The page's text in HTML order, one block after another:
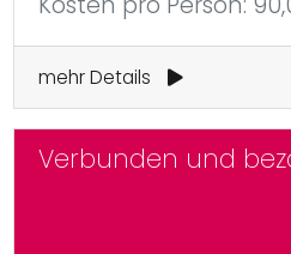
mehr Details
Verbunden und